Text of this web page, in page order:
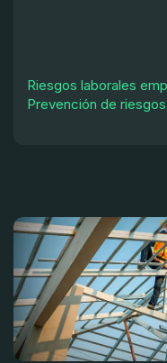
Riesgos laborales
Prevención de